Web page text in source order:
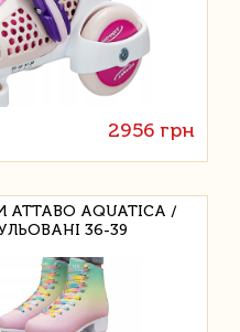
2956 грн
AQUATICA /
36-39